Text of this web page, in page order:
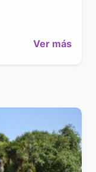
Ver más